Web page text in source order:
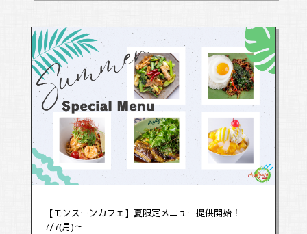
【モンスーンカフェ】夏限定メニュー提供開始！
7/7(月)～